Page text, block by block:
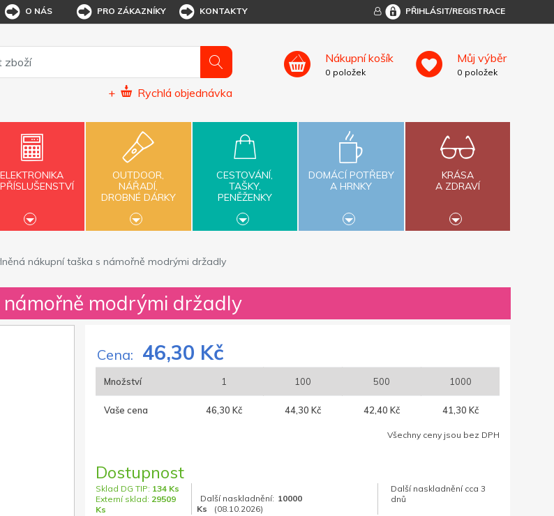
O NÁS PRO ZÁKAZNÍKY KONTAKTY PŘIHLÁSIT/REGISTRACE
+ Rychlá objednávka
Nákupní košík
0 položek
Můj výběr
0 položek
ELEKTRONIKA
OUTDOOR,
NÁŘADÍ,
DROBNÉ DÁRKY
CESTOVÁNÍ,
TAŠKY,
PENĚŽENKY
DOMÁCÍ POTŘEBY
A HRNKY
KRÁSA
A ZDRAVÍ
nákupní taška s námořně modrými držadly
modrými držadly
Cena: 46,30 Kč
Množství 1 100 500 1000
Vaše cena 46,30 Kč 44,30 Kč 42,40 Kč 41,30 Kč
Všechny ceny jsou bez DPH
Dostupnost
Sklad DG TIP: 134 Ks
Externí sklad: 29509
Ks
Další naskladnění: 10000
Ks
(08.10.2026)
Další naskladnění cca 3
dnů